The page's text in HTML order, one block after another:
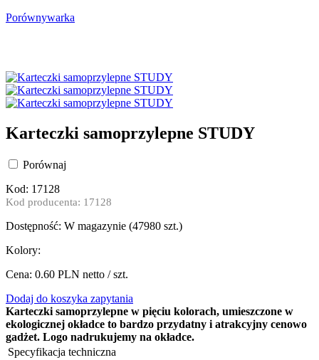
Porównywarka
Karteczki samoprzylepne STUDY
Porównaj
Kod: 17128
Kod producenta: 17128
Dostępność: W magazynie (47980 szt.)
Kolory:
Cena: 0.60 PLN netto / szt.
Dodaj do koszyka zapytania
Karteczki samoprzylepne w pięciu kolorach, umieszczone w
ekologicznej okładce to bardzo przydatny i atrakcyjny cenowo
gadżet. Logo nadrukujemy na okładce.
Specyfikacja techniczna